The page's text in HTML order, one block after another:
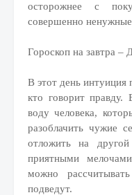
осторожнее с
совершенно
Гороскоп на завтра –
В этот день интуиция
кто говорит
воду человека,
разоблачить чужие
отложить на
приятными
можно
подведут.